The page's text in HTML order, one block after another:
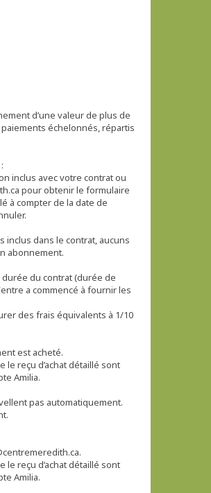
d’une valeur de plus de
échelonnés, répartis
inclus avec votre contrat ou
pour obtenir le formulaire
à compter de la date de
inclus dans le contrat, aucuns
abonnement.
du contrat (durée de
a commencé à fournir les
des frais équivalents à 1/10
est acheté.
reçu d’achat détaillé sont
Amilia.
pas automatiquement.
reçu d’achat détaillé sont
Amilia.